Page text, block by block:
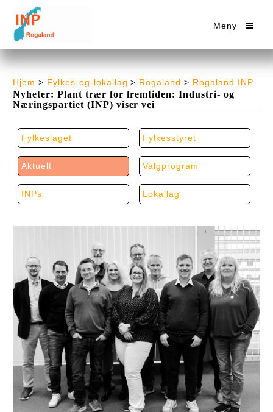
Meny
Hjem > Fylkes-og-lokallag > Rogaland > Rogaland INP
Nyheter: Plant trær for fremtiden: Industri- og
Næringspartiet (INP) viser vei
Fylkeslaget Fylkesstyret
Aktuelt Valgprogram
INPs Lokallag